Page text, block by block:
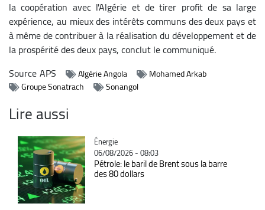
la coopération avec l'Algérie et de tirer profit de sa large
expérience, au mieux des intérêts communs des deux pays et
à même de contribuer à la réalisation du développement et de
la prospérité des deux pays, conclut le communiqué.
SourceAPS Algérie Angola
Mohamed Arkab
Groupe Sonatrach
Sonangol
Lire aussi
Catégorie
Énergie
06/08/2026 - 08:03
Pétrole: le baril de Brent sous la barre
des 80 dollars